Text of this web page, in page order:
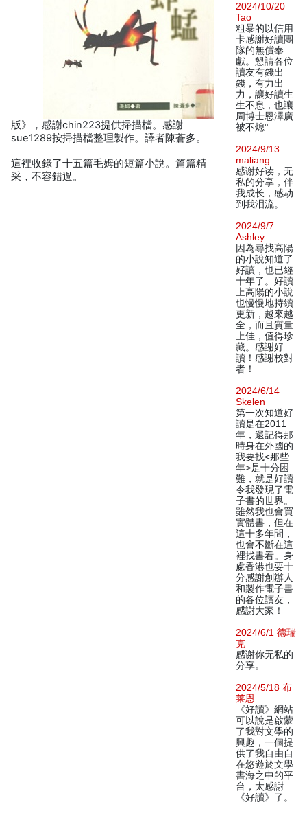
版》，感謝chin223提供掃描檔。感謝
sue1289按掃描檔整理製作。譯者陳蒼多。
這裡收錄了十五篇毛姆的短篇小說。篇篇精
采，不容錯過。
2024/10/20
Tao
粗暴的以信用
卡感謝好讀團
隊的無償奉
獻。懇請各位
讀友有錢出
錢，有力出
力，讓好讀生
生不息，也讓
周博士恩澤廣
被不熄°
2024/9/13
maliang
感谢好读，无
私的分享，伴
我成长，感动
到我泪流。
2024/9/7
Ashley
因為尋找高陽
的小說知道了
好讀，也已經
十年了。好讀
上高陽的小說
也慢慢地持續
更新，越來越
全，而且質量
上佳，值得珍
藏。感謝好
讀！感謝校對
者！
2024/6/14
Skelen
第一次知道好
讀是在2011
年，還記得那
時身在外國的
我要找<那些
年>是十分困
難，就是好讀
令我發現了電
子書的世界。
雖然我也會買
實體書，但在
這十多年間，
也會不斷在這
裡找書看。身
處香港也要十
分感謝創辦人
和製作電子書
的各位讀友，
感謝大家！
2024/6/1 德瑞
克
感谢你无私的
分享。
2024/5/18 布
莱恩
《好讀》網站
可以說是啟蒙
了我對文學的
興趣，一個提
供了我自由自
在悠遊於文學
書海之中的平
台，太感謝
《好讀》了。